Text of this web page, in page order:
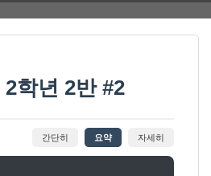
학년 2반 #2
간단히 요약 자세히